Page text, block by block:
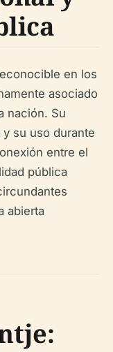
en los
asociado
nación. Su
su uso durante
entre el
pública
abierta